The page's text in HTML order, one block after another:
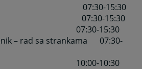
Petak 07:30-15:30
07:30-15:30
15:30
– rad sa strankama 07:30-
10:30